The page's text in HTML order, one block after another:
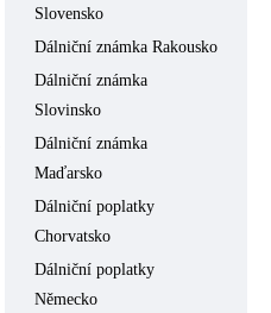
Slovensko
Dálniční známka Rakousko
Dálniční známka
Slovinsko
Dálniční známka
Maďarsko
Dálniční poplatky
Chorvatsko
Dálniční poplatky
Německo